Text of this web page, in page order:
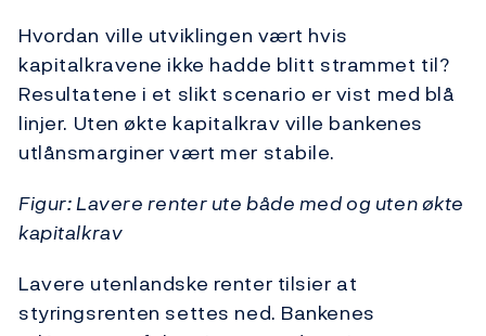
Hvordan ville utviklingen vært hvis
kapitalkravene ikke hadde blitt strammet til?
Resultatene i et slikt scenario er vist med blå
linjer. Uten økte kapitalkrav ville bankenes
utlånsmarginer vært mer stabile.
Figur: Lavere renter ute både med og uten økte
kapitalkrav
Lavere utenlandske renter tilsier at
styringsrenten settes ned. Bankenes